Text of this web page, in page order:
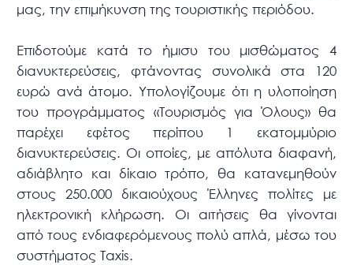
μας, την επιμήκυνση της τουριστικής περιόδου.
Επιδοτούμε κατά το ήμισυ του μισθώματος 4
διανυκτερεύσεις, φτάνοντας συνολικά στα 120
ευρώ ανά άτομο. Υπολογίζουμε ότι η υλοποίηση
του προγράμματος «Τουρισμός για Όλους» θα
παρέχει εφέτος περίπου 1 εκατομμύριο
διανυκτερεύσεις. Οι οποίες, με απόλυτα διαφανή,
αδιάβλητο και δίκαιο τρόπο, θα κατανεμηθούν
στους 250.000 δικαιούχους Έλληνες πολίτες με
ηλεκτρονική κλήρωση. Οι αιτήσεις θα γίνονται
από τους ενδιαφερόμενους πολύ απλά, μέσω του
συστήματος Taxis.